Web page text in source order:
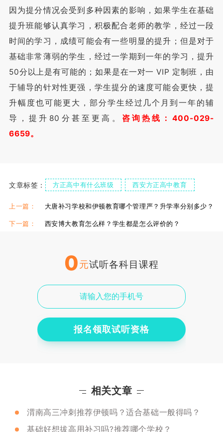
因为提分情况会受到多种因素的影响，如果学生在基础
提升班能够认真学习，积极配合老师的教学，经过一段
时间的学习，成绩可能会有一些明显的提升；但是对于
基础非常薄弱的学生，经过一学期到一年的学习，提升
50分以上是有可能的；如果是在一对一 VIP 定制班，由
于辅导的针对性更强，学生提分的速度可能会更快，提
升幅度也可能更大，部分学生经过几个月到一年的辅
导，提升80分甚至更高。 咨询热线：400-029-
6659。
文章标签： 方正高中有什么班级 西安方正高中教育
西安方正补习高中辅导 西安方正补习校区环境
西安方正中考补习班
上一篇： 大唐补习学校和伊顿教育哪个管理严？升学率分别多少？
下一篇： 西安博大教育怎么样？学生都是怎么评价的？
0元试听各科目课程
报名领取试听资格
相关文章
渭南高三冲刺推荐伊顿吗？适合基础一般得吗？
基础好想拔高用补习吗?推荐哪个学校？